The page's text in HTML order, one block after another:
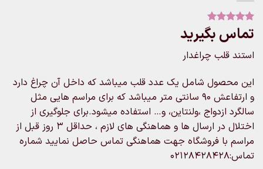
امتیاز
از
5 امتیاز
1
تماس بگیرید
استند قلب چراغدار
این محصول شامل یک عدد قلب میباشد که داخل آن چراغ دارد
و ارتفاعش ۹۰ سانتی متر میباشد که برای مراسم هایی مثل
سالگرد ازدواج ،ولنتاین، و… استفاده میشود.برای جلوگیری از
اختلال در ارسال ها و هماهنگی های لازم ، حداقل ۳ روز قبل از
مراسم با فروشگاه جهت هماهنگی تماس حاصل نمایید شماره
تماس:02128428428